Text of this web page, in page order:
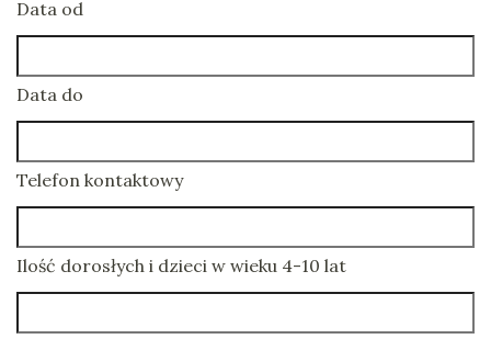
Data od
Data do
Telefon kontaktowy
Ilość dorosłych i dzieci w wieku 4-10 lat